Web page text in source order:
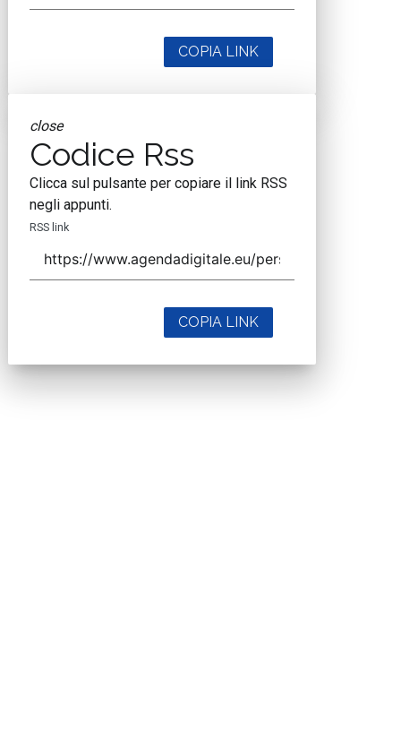
COPIA LINK
close
Codice Rss
Clicca sul pulsante per copiare il link RSS
negli appunti.
RSS link
COPIA LINK